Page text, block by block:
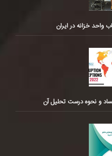
خزانه در ایران
و نحوه درست تحلیل آن